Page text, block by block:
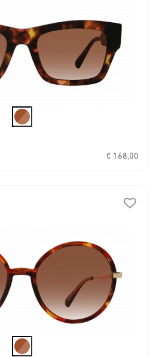
€ 168,00